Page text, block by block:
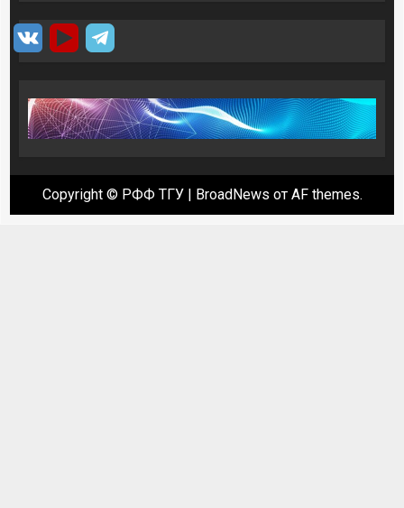
Copyright © РФФ ТГУ BroadNews от AF themes.